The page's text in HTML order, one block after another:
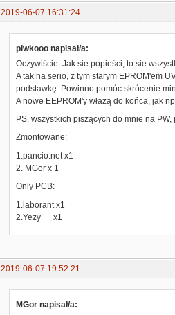
2019-06-07 16:31:24
piwkooo napisał/a:
Oczywiście. Jak sie popieści, to sie
A tak na serio, z tym starym EPROM'em
podstawkę. Powinno pomóc skrócenie
A nowe EEPROM'y włażą do końca, jak
PS. wszystkich piszących do mnie na
Zmontowane:
1.pancio.net x1
2. MGor x 1
Only PCB:
1.laborant x1
2.Yezy x1
2019-06-07 19:52:21
MGor napisał/a: